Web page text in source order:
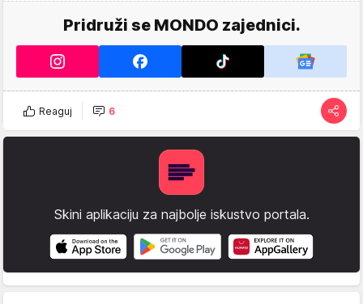
Pridruži se MONDO zajednici.
Reaguj 6
Skini aplikaciju za najbolje iskustvo portala.